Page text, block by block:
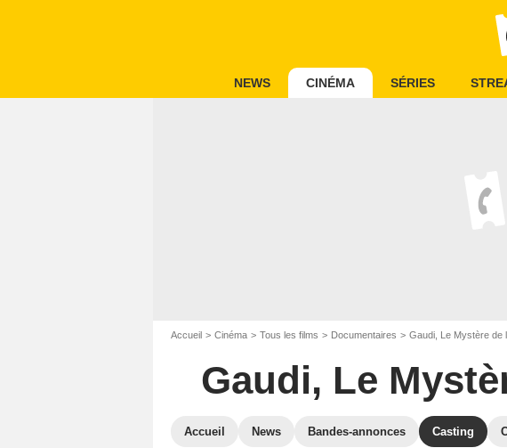
NEWS CINÉMA SÉRIES
Accueil Cinéma Tous les films Documentaires Gaudi, Le Mystère de
Gaudi, Le
Accueil News Bandes-annonces Casting